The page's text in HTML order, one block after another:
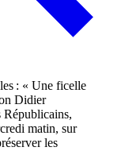
Républicains,
matin, sur
les